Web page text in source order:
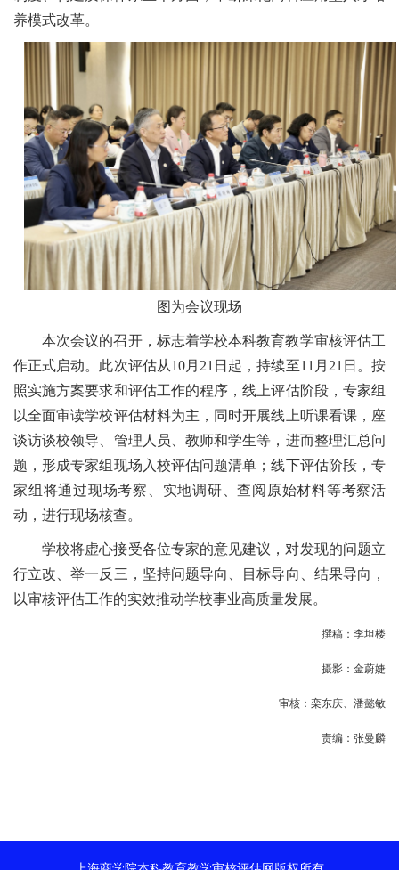
养模式改革。
图为会议现场
本次会议的召开，标志着学校本科教育教学审核评估工
作正式启动。此次评估从10月21日起，持续至11月21日。按
照实施方案要求和评估工作的程序，线上评估阶段，专家组
以全面审读学校评估材料为主，同时开展线上听课看课，座
谈访谈校领导、管理人员、教师和学生等，进而整理汇总问
题，形成专家组现场入校评估问题清单；线下评估阶段，专
家组将通过现场考察、实地调研、查阅原始材料等考察活
动，进行现场核查。
学校将虚心接受各位专家的意见建议，对发现的问题立
行立改、举一反三，坚持问题导向、目标导向、结果导向，
以审核评估工作的实效推动学校事业高质量发展。
撰稿：李坦楼
摄影：金蔚婕
审核：栾东庆、潘懿敏
责编：张曼麟